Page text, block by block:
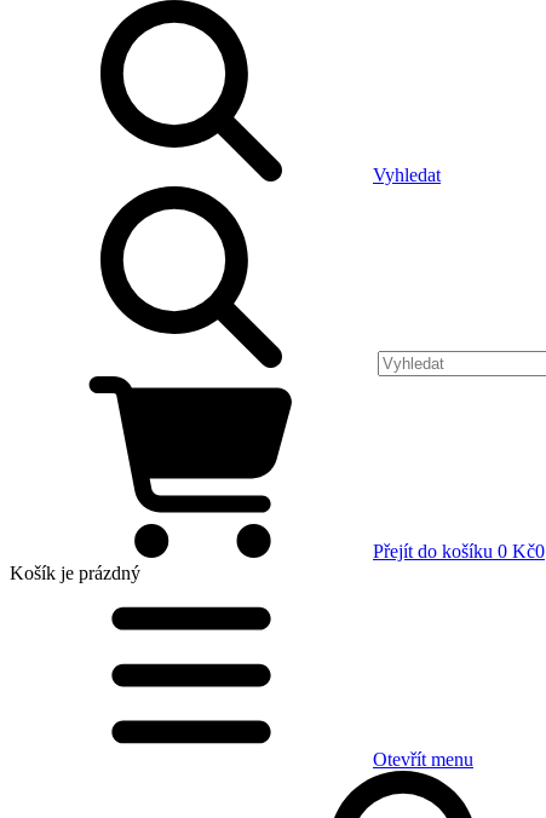
Vyhledat
Přejít do košíku 0 Kč0
Košík je prázdný
Otevřít menu